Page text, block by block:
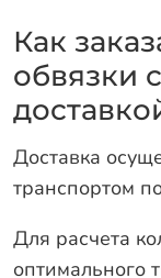
Как
обвязки
Доставка
транспортом
Для расчета
оптимального